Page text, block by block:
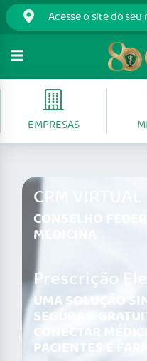
EMPRESAS
CRM VIRTUAL
CONSELHO
MEDICINA
Prescrição
UMA SOLUÇÃO
SEGURA E
CONECTAR
PACIENTES E